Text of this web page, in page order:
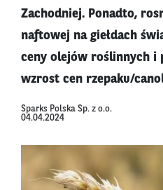
Zachodniej. Ponadto,
naftowej na giełdach
ceny olejów roślinnych i
wzrost cen rzepaku/
Sparks Polska Sp. z o.o.
04.04.2024